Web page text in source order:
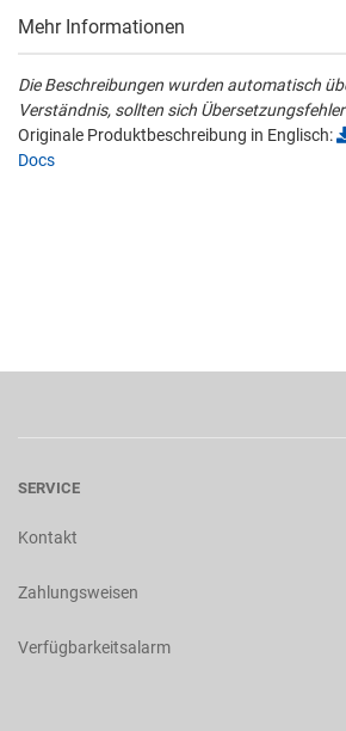
Mehr Informationen
Die Beschreibungen wurden automatisch
Verständnis, sollten sich
Originale Produktbeschreibung in Englisch:
Docs
SERVICE
Kontakt
Zahlungsweisen
Verfügbarkeitsalarm